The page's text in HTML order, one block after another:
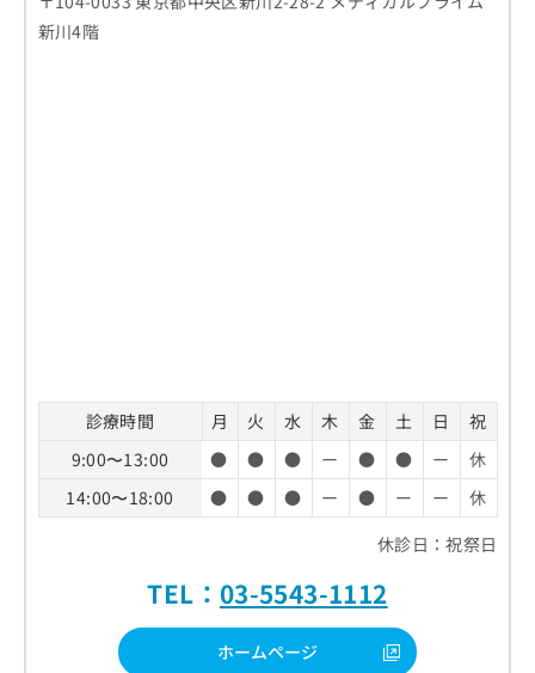
新川4階
診療時間 月 火 水 木 金 土 日
祝
9:00〜13:00
● ● ● ー ● ● ー
休
14:00〜18:00
● ● ● ー ● ー ー
休
休診日：祝祭日
TEL： 03-5543-1112
ホームページ